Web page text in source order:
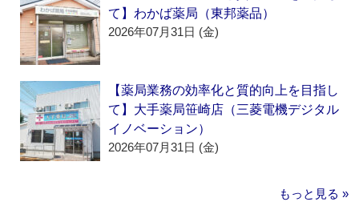
て】わかば薬局（東邦薬品）
2026年07月31日 (金)
【薬局業務の効率化と質的向上を目指し
て】大手薬局笹崎店（三菱電機デジタル
イノベーション）
2026年07月31日 (金)
もっと見る »